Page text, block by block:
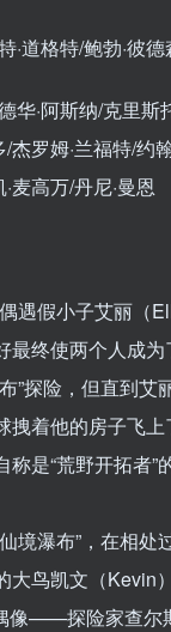
特/鲍勃·彼德
斯纳/克里斯托
杰罗姆·兰福特/约
麦高万/丹尼·曼恩
遇假小子艾丽（
终使两个人成为
”探险，但直到
着他的房子飞
是“荒野开拓者
境瀑布”，在相
鸟凯文（Kevin
像——探险家查尔